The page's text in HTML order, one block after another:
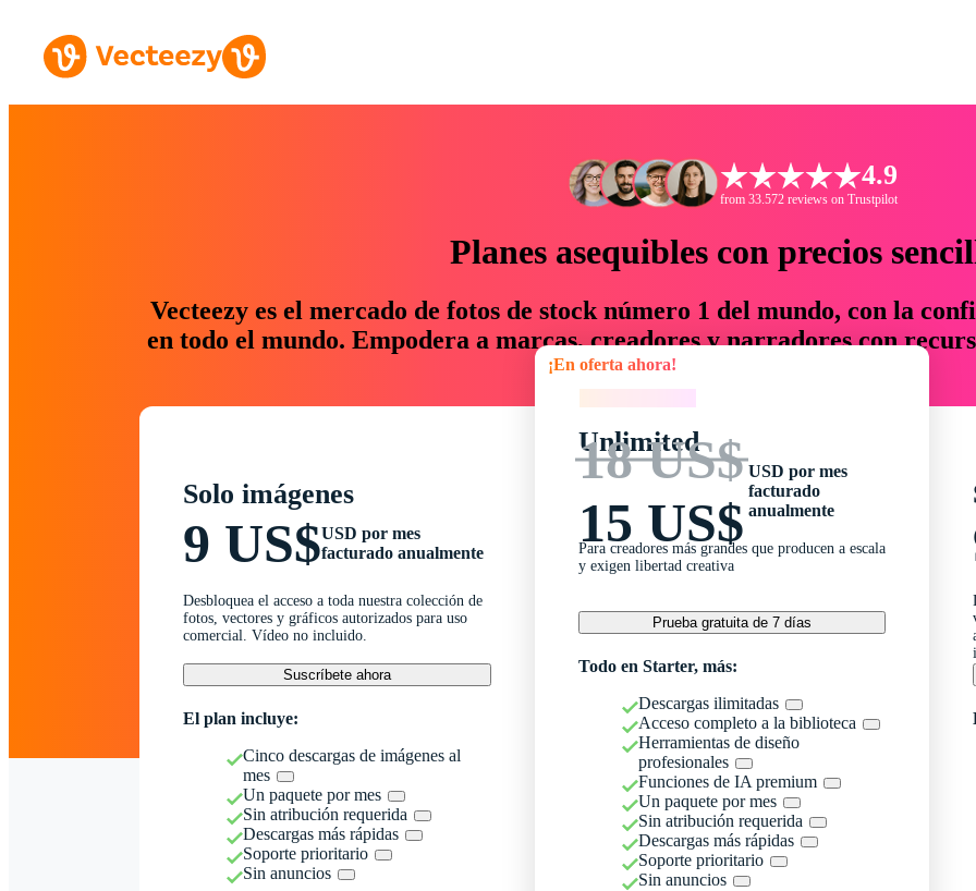
4.9
from 33.572 reviews on Trustpilot
Planes asequibles con precios
Vecteezy es el mercado de fotos de stock número 1 del mundo, con la
en todo el mundo. Empodera a marcas, creadores y narradores con
un 76 % en tiempo y presupuesto.
Solo imágenes
9 US$USD por mes
facturado anualmente
Desbloquea el acceso a toda nuestra colección de
fotos, vectores y gráficos autorizados para uso
comercial. Vídeo no incluido.
Suscríbete ahora
El plan incluye:
Cinco descargas de imágenes al
mes
Un paquete por mes
Sin atribución requerida
Descargas más rápidas
Soporte prioritario
Sin anuncios
¡En oferta ahora!
Unlimited
18 US$
15 US$
USD por mes
facturado
anualmente
Para creadores más grandes que producen a escala
y exigen libertad creativa
Prueba gratuita de 7 días
Todo en Starter, más:
Descargas ilimitadas
Acceso completo a la biblioteca
Herramientas de diseño
profesionales
Funciones de IA premium
Un paquete por mes
Sin atribución requerida
Descargas más rápidas
Soporte prioritario
Sin anuncios